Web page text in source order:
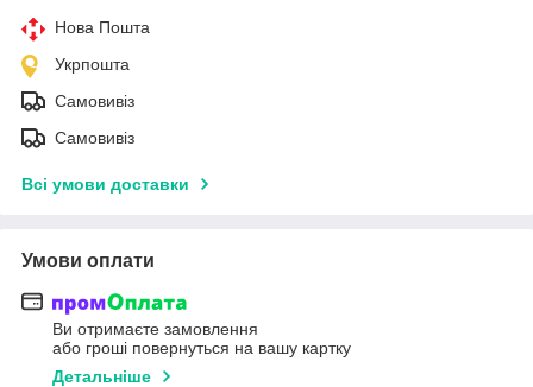
Нова Пошта
Укрпошта
Самовивіз
Самовивіз
Всі умови доставки
Умови оплати
Ви отримаєте замовлення
або гроші повернуться на вашу картку
Детальніше